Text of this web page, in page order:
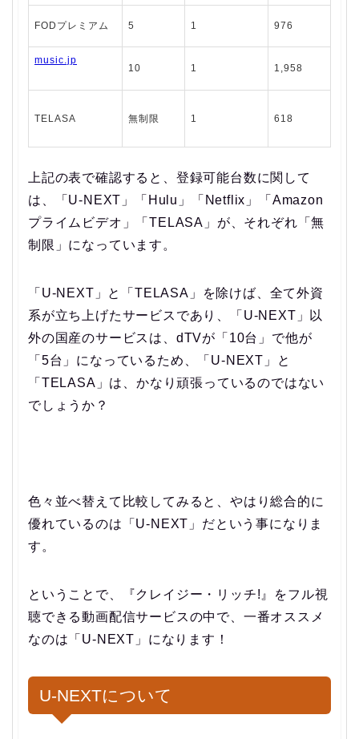
FODプレミアム 5 1 976
music.jp
10 1 1,958
TELASA 無制限 1 618
上記の表で確認すると、登録可能台数に関して
は、「U-NEXT」「Hulu」「Netflix」「Amazon
プライムビデオ」「TELASA」が、それぞれ「無
制限」になっています。
「U-NEXT」と「TELASA」を除けば、全て外資
系が立ち上げたサービスであり、「U-NEXT」以
外の国産のサービスは、dTVが「10台」で他が
「5台」になっているため、「U-NEXT」と
「TELASA」は、かなり頑張っているのではない
でしょうか？
色々並べ替えて比較してみると、やはり総合的に
優れているのは「U-NEXT」だという事になりま
す。
ということで、
『クレイジー・リッチ!』をフル視
聴できる動画配信サービスの中で、一番オススメ
なのは「U-NEXT」になります！
U-NEXTについて